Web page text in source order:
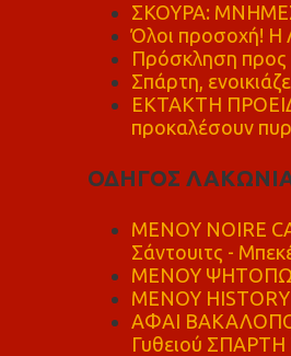
ΣΚΟΥΡΑ:
Όλοι προσοχή!
Πρόσκληση προς
Σπάρτη,
ΕΚΤΑΚΤΗ
προκαλέσουν
ΟΔΗΓΟΣ
MENOY NOIRE
Σάντουιτς -
ΜΕΝΟΥ
ΜΕΝΟΥ
ΑΦΑΙ
Γυθειού ΣΠΑΡΤΗ